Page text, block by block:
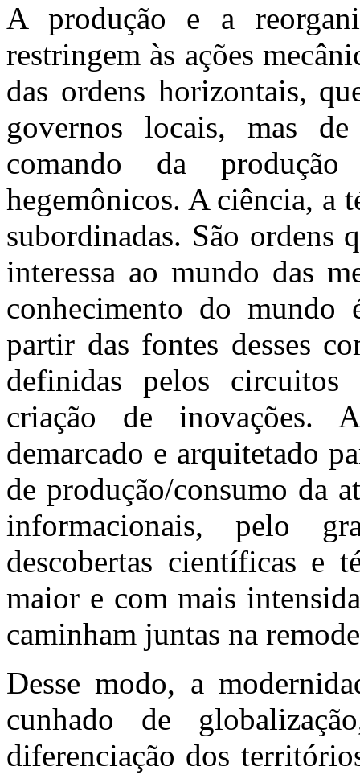
A produção e a
restringem às ações
das ordens horizontais,
governos locais, mas
comando da
hegemônicos. A ciência, a
subordinadas. São ordens
interessa ao mundo das
conhecimento do mundo
partir das fontes desses
definidas pelos
criação de inovações.
demarcado e arquitetado
de produção/consumo da
informacionais, pelo
descobertas científicas e
maior e com mais
caminham juntas na
Desse modo, a
cunhado de
diferenciação dos